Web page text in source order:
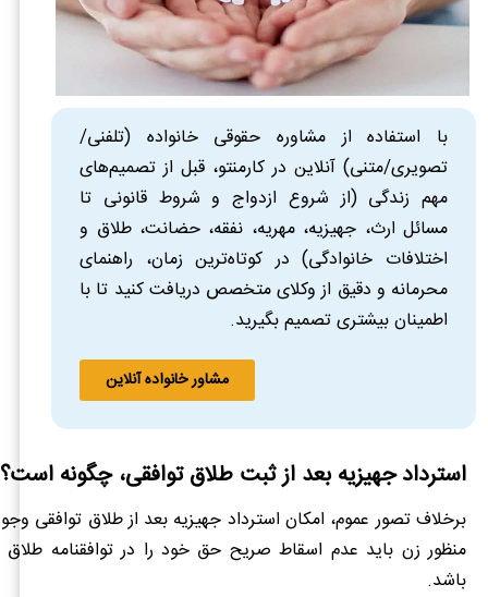
با استفاده از مشاوره حقوقی خانواده (تلفنی/
تصویری/متنی) آنلاین در کارمنتو، قبل از تصمیم‌های
مهم زندگی (از شروع ازدواج و شروط قانونی تا
مسائل ارث، جهیزیه، مهریه، نفقه، حضانت، طلاق و
اختلافات خانوادگی) در کوتاه‌ترین زمان، راهنمای
محرمانه و دقیق از وکلای متخصص دریافت کنید تا با
اطمینان بیشتری تصمیم بگیرید.
مشاور خانواده آنلاین
استرداد جهیزیه بعد از ثبت طلاق توافقی، چگونه است؟
برخلاف تصور عموم، امکان استرداد جهیزیه بعد از طلاق توافقی
منظور زن باید عدم اسقاط صریح حق خود را در توافقنامه
باشد.